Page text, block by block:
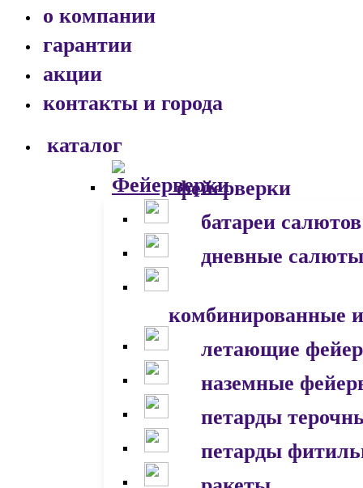
о компании
гарантии
акции
контакты и города
каталог
фейерверки
батареи салютов
дневные салюты
комбинированные
летающие
наземные
петарды
петарды